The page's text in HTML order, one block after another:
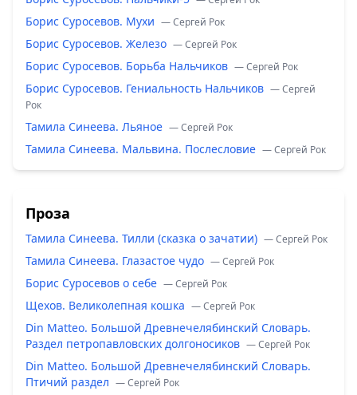
Борис Суросевов. Мухи — Сергей Рок
Борис Суросевов. Железо — Сергей Рок
Борис Суросевов. Борьба Нальчиков — Сергей Рок
Борис Суросевов. Гениальность Нальчиков — Сергей
Рок
Тамила Синеева. Льяное — Сергей Рок
Тамила Синеева. Мальвина. Послесловие — Сергей Рок
Проза
Тамила Синеева. Тилли (сказка о зачатии) — Сергей Рок
Тамила Синеева. Глазастое чудо — Сергей Рок
Борис Суросевов о себе — Сергей Рок
Щехов. Великолепная кошка — Сергей Рок
Din Matteo. Большой Древнечелябинский Словарь.
Раздел петропавловских долгоносиков — Сергей Рок
Din Matteo. Большой Древнечелябинский Словарь.
Птичий раздел — Сергей Рок